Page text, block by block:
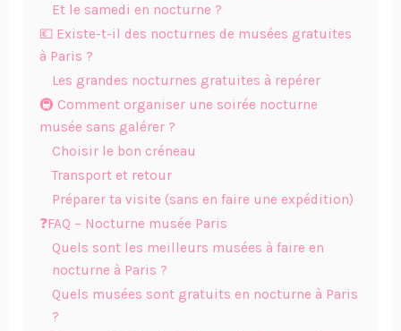
Et le samedi en nocturne ?
💶 Existe-t-il des nocturnes de musées gratuites
à Paris ?
Les grandes nocturnes gratuites à repérer
🚇 Comment organiser une soirée nocturne
musée sans galérer ?
Choisir le bon créneau
Transport et retour
Préparer ta visite (sans en faire une expédition)
❓FAQ – Nocturne musée Paris
Quels sont les meilleurs musées à faire en
nocturne à Paris ?
Quels musées sont gratuits en nocturne à Paris
?